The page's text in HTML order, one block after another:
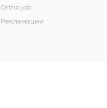
Ortho job
Рекламации